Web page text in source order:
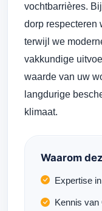
vochtbarrières.
dorp respecteren
terwijl we
vakkundige
waarde van uw
langdurige
klimaat.
Waarom
Expertise
Kennis van